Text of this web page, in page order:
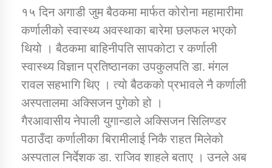
१५ दिन अगाडी जुम बैठकमा मार्फत कोरोना महामारीमा
कर्णालीको स्वास्थ्य अवस्थाका बारेमा छलफल भएको
थियो । बैठकमा बाहिनीपति सापकोटा र कर्णाली
स्वास्थ्य विज्ञान प्रतिष्ठानका उपकुलपति डा. मंगल
रावल सहभागि थिए । त्यो बैठकको प्रभावले नै कर्णाली
अस्पतालमा अक्सिजन पुगेको हो ।
गैरआवासीय नेपाली युगान्डाले अक्सिजन सिलिण्डर
पठाउँदा कर्णालीका बिरामीलाई निकै राहत मिलेको
अस्पताल निर्देशक डा. राजिव शाहले बताए । उनले अब